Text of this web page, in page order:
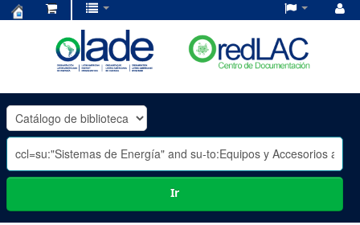
OLADE
-
Ir